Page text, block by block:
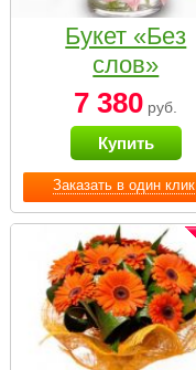
Заказать в один клик
Букет «Без
слов»
7 380 руб.
Купить